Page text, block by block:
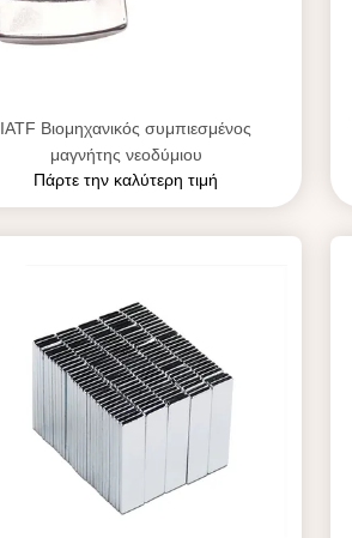
IATF Βιομηχανικός συμπιεσμένος
μαγνήτης νεοδύμιου
Πάρτε την καλύτερη τιμή